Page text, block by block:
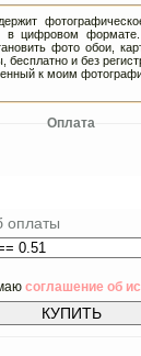
, в цифровом
фото обои,
и без
к моим
Оплата
оплаты
соглашение об